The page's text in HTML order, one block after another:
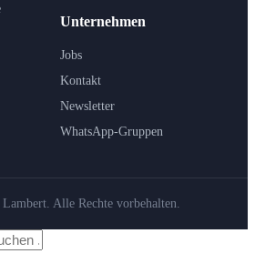
Unternehmen
Jobs
Kontakt
Newsletter
WhatsApp-Gruppen
Alle Rechte vorbehalten.